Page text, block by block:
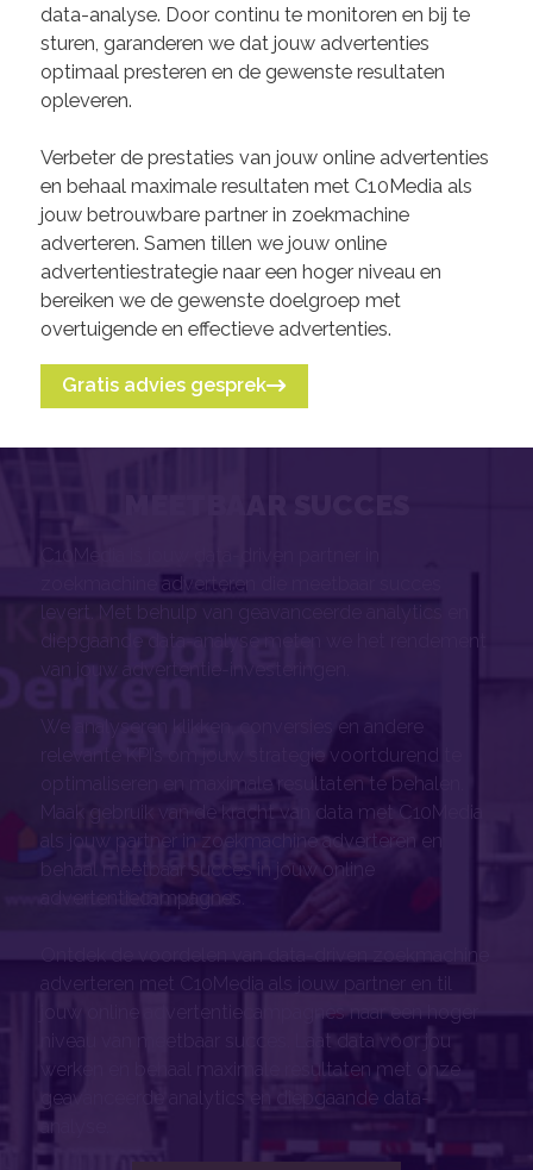
data-analyse. Door continu te monitoren en bij te
sturen, garanderen we dat jouw advertenties
optimaal presteren en de gewenste resultaten
opleveren.
Verbeter de prestaties van jouw online advertenties
en behaal maximale resultaten met C10Media als
jouw betrouwbare partner in zoekmachine
adverteren. Samen tillen we jouw online
advertentiestrategie naar een hoger niveau en
bereiken we de gewenste doelgroep met
overtuigende en effectieve advertenties.
Gratis advies gesprek
zoekmachine adverteren die meetbaar succes
levert. Met behulp van geavanceerde analytics en
diepgaande data-analyse meten we het rendement
van jouw advertentie-investeringen.
We analyseren klikken, conversies en andere
relevante KPI’s om jouw strategie voortdurend te
optimaliseren en maximale resultaten te behalen.
Maak gebruik van de kracht van data met C10Media
als jouw partner in zoekmachine adverteren en
behaal meetbaar succes in jouw online
advertentiecampagnes.
Ontdek de voordelen van data-driven zoekmachine
adverteren met C10Media als jouw partner en til
jouw online advertentiecampagnes naar een hoger
niveau van meetbaar succes. Laat data voor jou
werken en behaal maximale resultaten met onze
geavanceerde analytics en diepgaande data-
analyse.